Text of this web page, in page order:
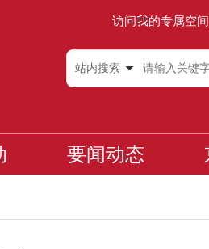
访问我的专属空
站内搜索
要闻动态